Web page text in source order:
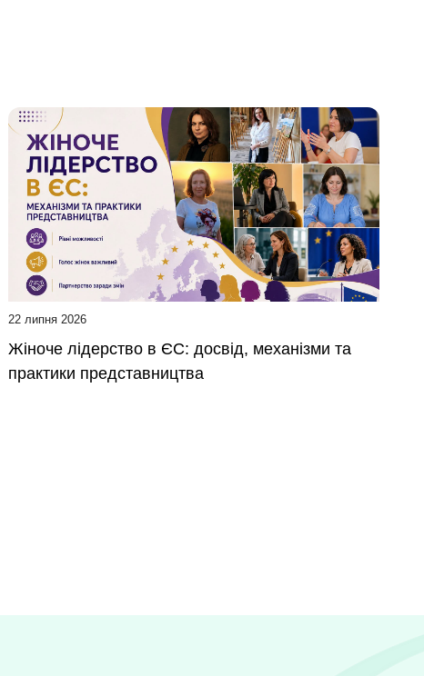
22 липня 2026
Жіноче лідерство в ЄС: досвід, механізми та
практики представництва